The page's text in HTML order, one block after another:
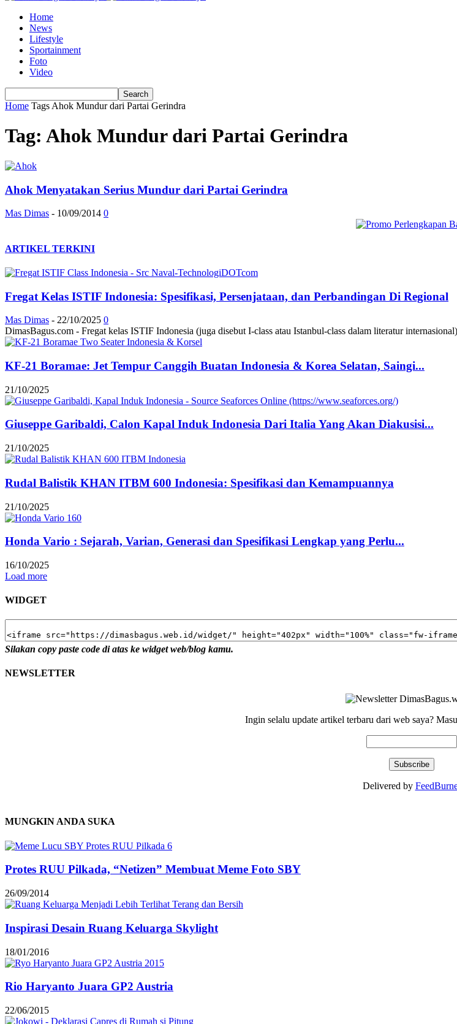
Home
News
Lifestyle
Sportainment
Foto
Video
Home Tags Ahok Mundur dari Partai Gerindra
Tag: Ahok Mundur dari Partai Gerindra
Ahok Menyatakan Serius Mundur dari Partai Gerindra
Mas Dimas - 10/09/2014 0
ARTIKEL TERKINI
Fregat Kelas ISTIF Indonesia: Spesifikasi, Persenjataan, dan Perbandingan Di Regional
Mas Dimas - 22/10/2025 0
DimasBagus.com - Fregat kelas ISTIF Indonesia (juga disebut I-class atau Istanbul-class dalam literatur
KF-21 Boramae: Jet Tempur Canggih Buatan Indonesia & Korea Selatan, Saingi...
21/10/2025
Giuseppe Garibaldi, Calon Kapal Induk Indonesia Dari Italia Yang Akan Diakusisi...
21/10/2025
Rudal Balistik KHAN ITBM 600 Indonesia: Spesifikasi dan Kemampuannya
21/10/2025
Honda Vario : Sejarah, Varian, Generasi dan Spesifikasi Lengkap yang Perlu...
16/10/2025
Load more
WIDGET
Silakan copy paste code di atas ke widget web/blog kamu.
NEWSLETTER
Ingin selalu update artikel terbaru dari web saya?
Delivered by
MUNGKIN ANDA SUKA
Protes RUU Pilkada, “Netizen” Membuat Meme Foto SBY
26/09/2014
Inspirasi Desain Ruang Keluarga Skylight
18/01/2016
Rio Haryanto Juara GP2 Austria
22/06/2015